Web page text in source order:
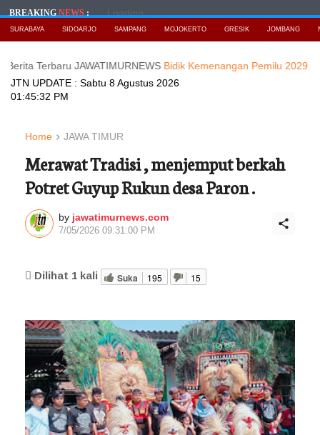
BREAKINGNEWS: Loading...
SURABAYA SIDOARJO SAMPANG MOJOKERTO GRESIK JOMBANG
JAWATIMURNEWSBidik Kemenangan Pemilu 2029, DPD
JTN UPDATE : Sabtu 8 Agustus 2026
01:45:34 PM
Home JAWA TIMUR
Merawat Tradisi , menjemput berkah
Potret Guyup Rukun desa Paron .
by jawatimurnews.com
7/05/2026 09:31:00 PM
Dilihat 1 kali Suka 195 15